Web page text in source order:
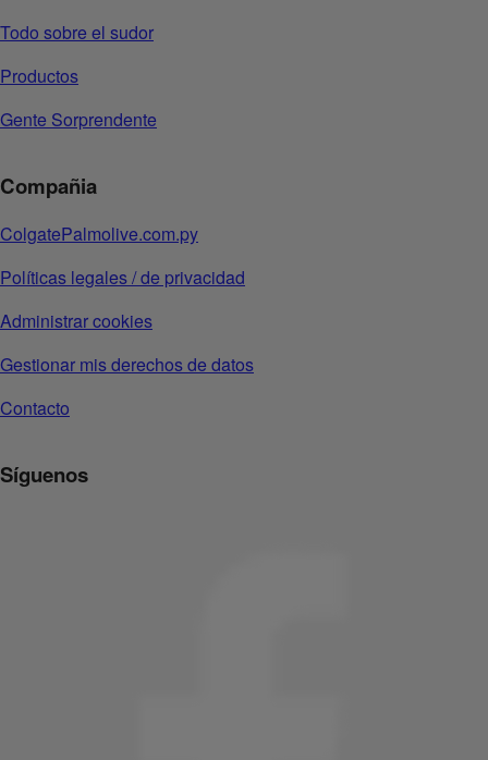
Todo sobre el sudor
Productos
Gente Sorprendente
Compañia
ColgatePalmolive.com.py
Políticas legales / de privacidad
Administrar cookies
Gestionar mis derechos de datos
Contacto
Síguenos